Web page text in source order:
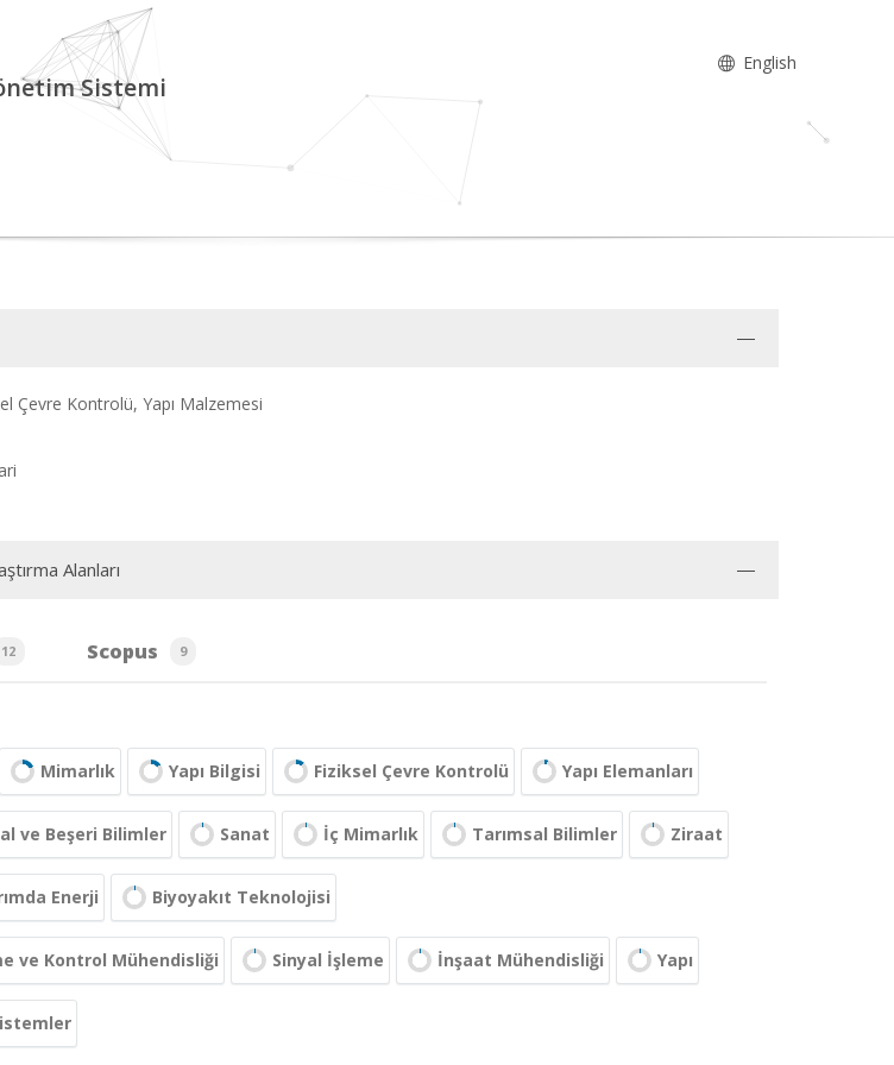
Sistemi
English
Çevre Kontrolü, Yapı Malzemesi
Alanları
12 Scopus 9
Mimarlık Yapı Bilgisi Fiziksel Çevre Kontrolü Yapı Elemanları
ve Beşeri Bilimler Sanat İç Mimarlık Tarımsal Bilimler Ziraat
Enerji Biyoyakıt Teknolojisi
ve Kontrol Mühendisliği Sinyal İşleme İnşaat Mühendisliği Yapı